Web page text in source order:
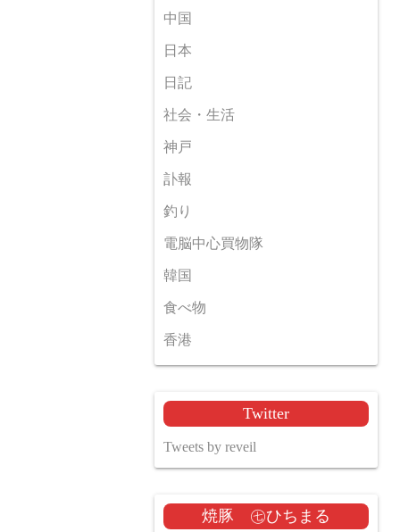
中国
日本
日記
社会・生活
神戸
訃報
釣り
電脳中心買物隊
韓国
食べ物
香港
Twitter
Tweets by reveil
焼豚 ㊆ひちまる